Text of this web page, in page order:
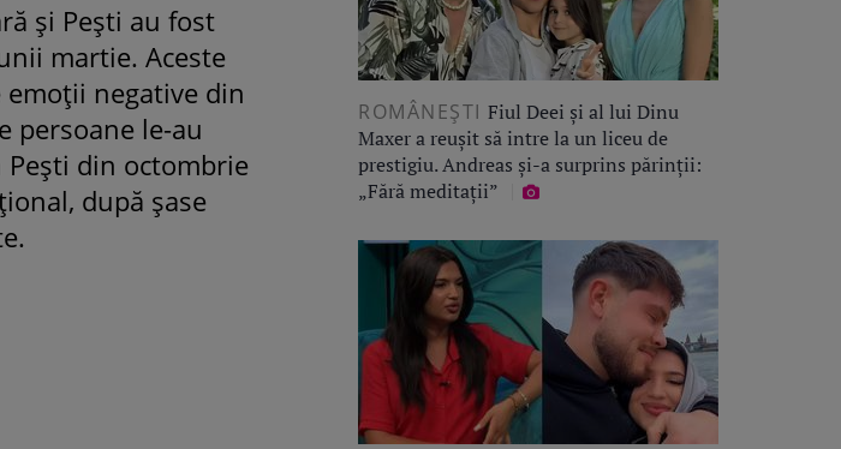
și Pești au fost
martie. Aceste
emoții negative din
persoane le-au
din octombrie
după șase
ROMÂNEŞTI Fiul Deei și al lui Dinu
Maxer a reușit să intre la un liceu de
prestigiu. Andreas și-a surprins părinții:
„Fără meditații”